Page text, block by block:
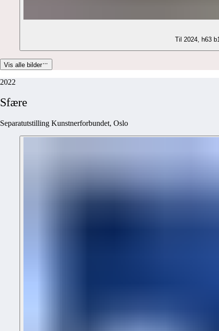
Til 2024, h63
Vis alle bilder
2022
Sfære
Separatutstilling Kunstnerforbundet, Oslo